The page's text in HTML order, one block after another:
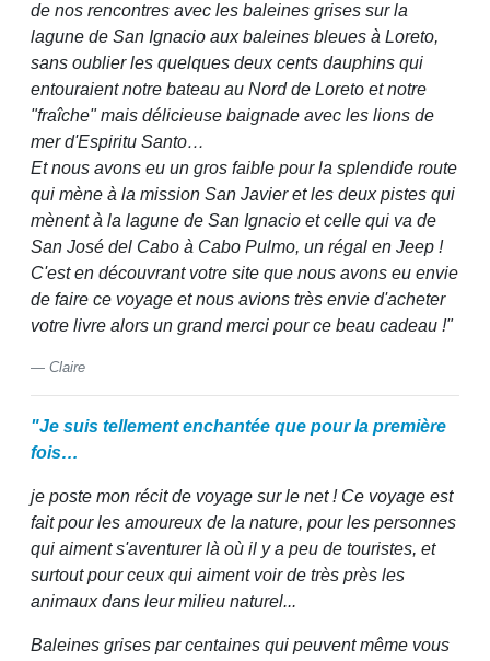
de nos rencontres avec les baleines grises sur la
lagune de San Ignacio aux baleines bleues à Loreto,
sans oublier les quelques deux cents dauphins qui
entouraient notre bateau au Nord de Loreto et notre
"fraîche" mais délicieuse baignade avec les lions de
mer d'Espiritu Santo…
Et nous avons eu un gros faible pour la splendide route
qui mène à la mission San Javier et les deux pistes qui
mènent à la lagune de San Ignacio et celle qui va de
San José del Cabo à Cabo Pulmo, un régal en Jeep !
C'est en découvrant votre site que nous avons eu envie
de faire ce voyage et nous avions très envie d'acheter
votre livre alors un grand merci pour ce beau cadeau !"
Claire
"Je suis tellement enchantée que pour la première
fois…
je poste mon récit de voyage sur le net ! Ce voyage est
fait pour les amoureux de la nature, pour les personnes
qui aiment s'aventurer là où il y a peu de touristes, et
surtout pour ceux qui aiment voir de très près les
animaux dans leur milieu naturel...
Baleines grises par centaines qui peuvent même vous